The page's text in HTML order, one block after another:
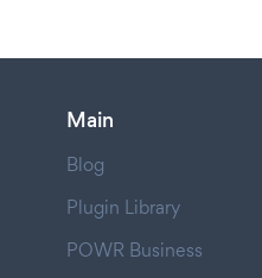
Main
Blog
Plugin Library
POWR Business